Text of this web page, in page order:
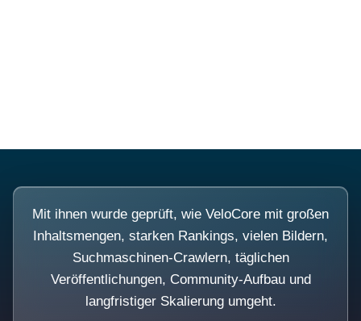
Mit ihnen wurde geprüft, wie VeloCore mit großen
Inhaltsmengen, starken Rankings, vielen Bildern,
Suchmaschinen-Crawlern, täglichen
Veröffentlichungen, Community-Aufbau und
langfristiger Skalierung umgeht.